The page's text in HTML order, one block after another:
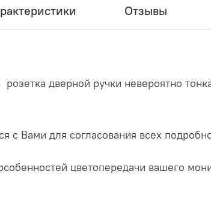
Отзывы
розетка дверной ручки невероятно
с Вами для согласования всех
цветопередачи вашего